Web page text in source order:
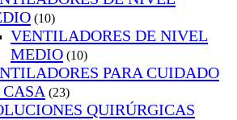
(10)
VENTILADORES DE NIVEL
MEDIO (10)
PARA CUIDADO
(23)
QUIRÚRGICAS